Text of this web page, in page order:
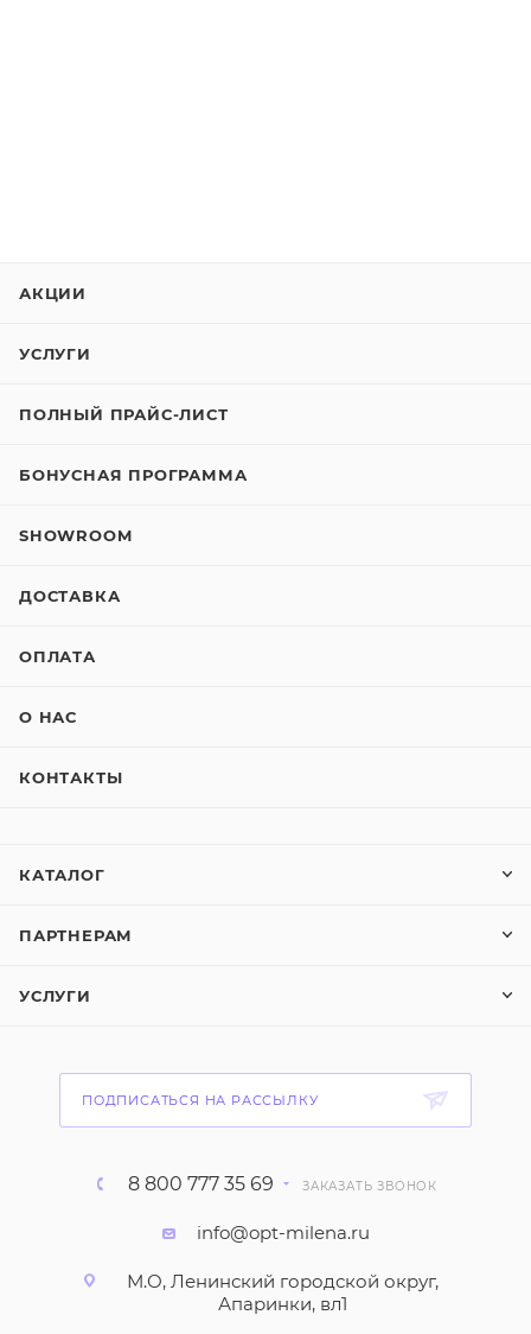
АКЦИИ
УСЛУГИ
ПОЛНЫЙ ПРАЙС-ЛИСТ
БОНУСНАЯ ПРОГРАММА
SHOWROOM
ДОСТАВКА
ОПЛАТА
О НАС
КОНТАКТЫ
КАТАЛОГ
ПАРТНЕРАМ
УСЛУГИ
ПОДПИСАТЬСЯ НА РАССЫЛКУ
8 800 777 35 69 ЗАКАЗАТЬ ЗВОНОК
info@opt-milena.ru
М.О, Ленинский городской округ,
Апаринки, вл1